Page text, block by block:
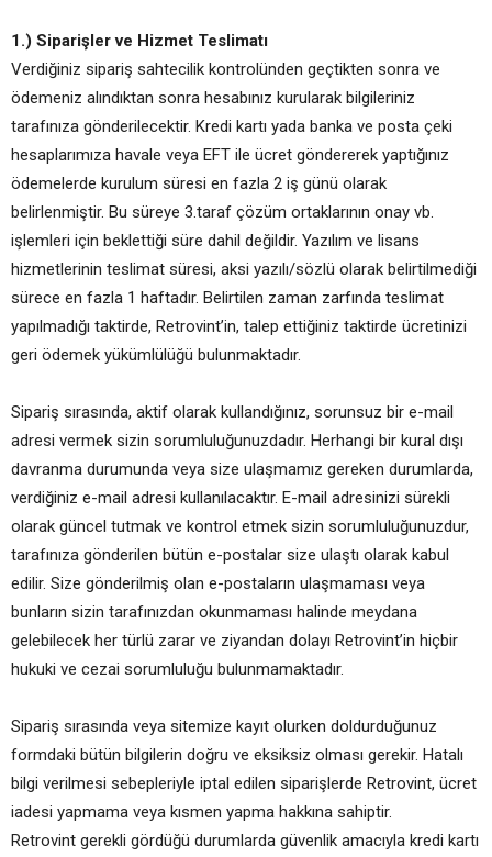
1.) Siparişler ve Hizmet Teslimatı
Verdiğiniz sipariş sahtecilik kontrolünden geçtikten sonra ve
ödemeniz alındıktan sonra hesabınız kurularak bilgileriniz
tarafınıza gönderilecektir. Kredi kartı yada banka ve posta çeki
hesaplarımıza havale veya EFT ile ücret göndererek yaptığınız
ödemelerde kurulum süresi en fazla 2 iş günü olarak
belirlenmiştir. Bu süreye 3.taraf çözüm ortaklarının onay vb.
işlemleri için beklettiği süre dahil değildir. Yazılım ve lisans
hizmetlerinin teslimat süresi, aksi yazılı/sözlü olarak belirtilmediği
sürece en fazla 1 haftadır. Belirtilen zaman zarfında teslimat
yapılmadığı taktirde, Retrovint’in, talep ettiğiniz taktirde ücretinizi
geri ödemek yükümlülüğü bulunmaktadır.
Sipariş sırasında, aktif olarak kullandığınız, sorunsuz bir e-mail
adresi vermek sizin sorumluluğunuzdadır. Herhangi bir kural dışı
davranma durumunda veya size ulaşmamız gereken durumlarda,
verdiğiniz e-mail adresi kullanılacaktır. E-mail adresinizi sürekli
olarak güncel tutmak ve kontrol etmek sizin sorumluluğunuzdur,
tarafınıza gönderilen bütün e-postalar size ulaştı olarak kabul
edilir. Size gönderilmiş olan e-postaların ulaşmaması veya
bunların sizin tarafınızdan okunmaması halinde meydana
gelebilecek her türlü zarar ve ziyandan dolayı Retrovint’in hiçbir
hukuki ve cezai sorumluluğu bulunmamaktadır.
Sipariş sırasında veya sitemize kayıt olurken doldurduğunuz
formdaki bütün bilgilerin doğru ve eksiksiz olması gerekir. Hatalı
bilgi verilmesi sebepleriyle iptal edilen siparişlerde Retrovint, ücret
iadesi yapmama veya kısmen yapma hakkına sahiptir.
Retrovint gerekli gördüğü durumlarda güvenlik amacıyla kredi kartı